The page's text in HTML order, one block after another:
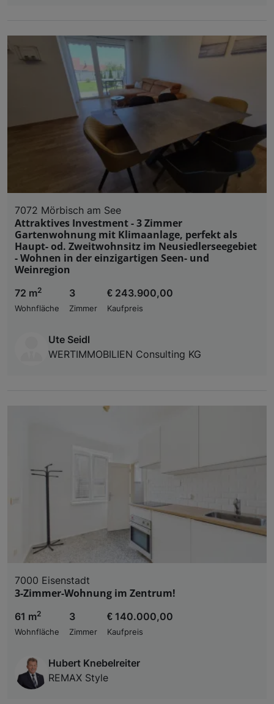
7072 Mörbisch am See
Attraktives Investment - 3 Zimmer
Gartenwohnung mit Klimaanlage, perfekt als
Haupt- od. Zweitwohnsitz im Neusiedlerseegebiet
- Wohnen in der einzigartigen Seen- und
Weinregion
72 m2
Wohnfläche
3
Zimmer
€ 243.900,00
Kaufpreis
Ute Seidl
WERTIMMOBILIEN Consulting KG
7000 Eisenstadt
3-Zimmer-Wohnung im Zentrum!
61 m2
Wohnfläche
3
Zimmer
€ 140.000,00
Kaufpreis
Hubert Knebelreiter
REMAX Style